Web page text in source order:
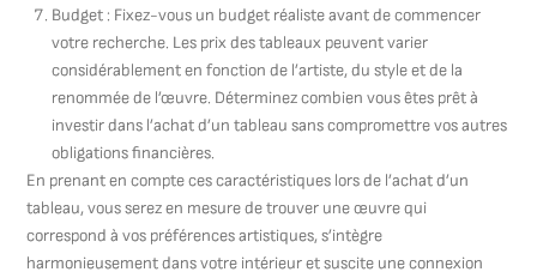
Budget : Fixez-vous un budget réaliste avant de commencer
votre recherche. Les prix des tableaux peuvent varier
considérablement en fonction de l’artiste, du style et de la
renommée de l’œuvre. Déterminez combien vous êtes prêt à
investir dans l’achat d’un tableau sans compromettre vos autres
obligations financières.
En prenant en compte ces caractéristiques lors de l’achat d’un
tableau, vous serez en mesure de trouver une œuvre qui
correspond à vos préférences artistiques, s’intègre
harmonieusement dans votre intérieur et suscite une connexion